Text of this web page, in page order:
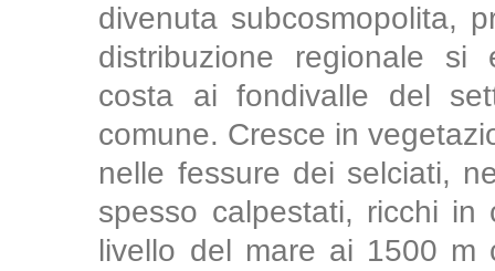
divenuta subcosmopolita,
distribuzione regionale si
costa ai fondivalle del
comune. Cresce in
nelle fessure dei selciati,
spesso calpestati, ricchi
livello del mare ai 1500 m